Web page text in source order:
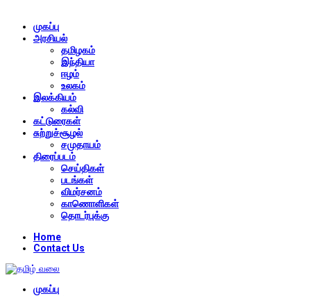
முகப்பு
அரசியல்
தமிழகம்
இந்தியா
ஈழம்
உலகம்
இலக்கியம்
கல்வி
கட்டுரைகள்
சுற்றுச்சூழல்
சமுதாயம்
திரைப்படம்
செய்திகள்
படங்கள்
விமர்சனம்
காணொளிகள்
தொடர்புக்கு
Home
Contact Us
முகப்பு